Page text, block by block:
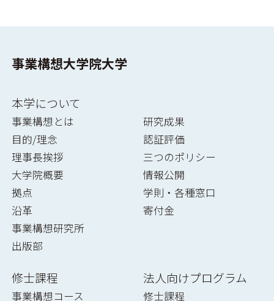
事業構想大学院大学
本学について
事業構想とは
目的/理念
理事長挨拶
大学院概要
拠点
沿革
事業構想研究所
出版部
研究成果
認証評価
三つのポリシー
情報公開
学則・各種窓口
寄付金
修士課程
事業構想コース
法人向けプログラム
修士課程